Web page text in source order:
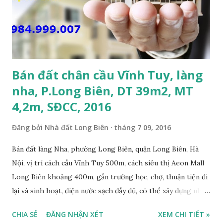
Cách dự án Eco Smart City Cổ Linh khoảng 250m; • Gần dự
án khu biệt thự dự án Minh Tâm Tư Đình • Cách chân cầu
Vĩnh Tuy và siêu thị Aeon Mall Long Biên khoảng 500m; •
Khu vực đông đúc dân cư, thuận tiện đi lại và sinh hoạt; ...
Bán đất chân cầu Vĩnh Tuy, làng
nha, P.Long Biên, DT 39m2, MT
4,2m, SĐCC, 2016
Đăng bởi Nhà đất Long Biên tháng 7 09, 2016
Bán đất làng Nha, phường Long Biên, quận Long Biên, Hà
Nội, vị trí cách cầu Vĩnh Tuy 500m, cách siêu thị Aeon Mall
Long Biên khoảng 400m, gần trường học, chợ, thuận tiện đi
lại và sinh hoạt, điện nước sạch đầy đủ, có thể xây dựng nhà
đi lại và sinh hoạt, đất thổ cư, hướng Đông Nam, diện tích
CHIA SẺ ĐĂNG NHẬN XÉT XEM CHI TIẾT »